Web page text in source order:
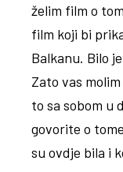
želim film o
film koji bi
Balkanu. Bilo
Zato vas
to sa sobom u
govorite o
su ovdje bila i